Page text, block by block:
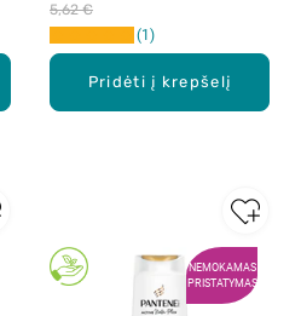
Pridėti į krepšelį
5,62 €
1
NEMOKAMAS
PRISTATYMAS